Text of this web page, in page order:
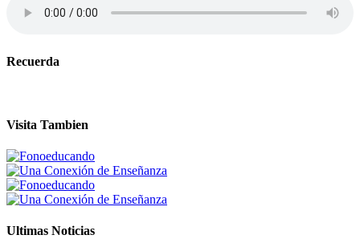
Recuerda
Visita Tambien
Ultimas Noticias